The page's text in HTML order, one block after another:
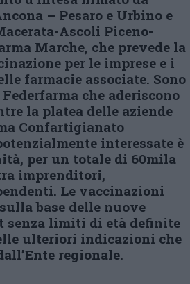
– Pesaro e Urbino e
Ascoli Piceno-
Marche, che prevede la
per le imprese e i
farmacie associate. Sono
che aderiscono
la platea delle aziende
Confartigianato
interessate è
per un totale di 60mila
imprenditori,
Le vaccinazioni
base delle nuove
senza limiti di età definite
ulteriori indicazioni che
regionale.